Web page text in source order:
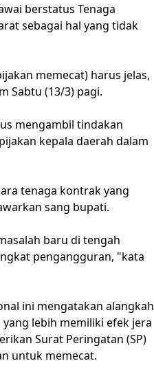
berstatus Tenaga
sebagai hal yang tidak
memecat) harus jelas,
Sabtu (13/3) pagi.
mengambil tindakan
kepala daerah dalam
tenaga kontrak yang
sang bupati.
baru di tengah
pengangguran, "kata
ini mengatakan alangkah
lebih memiliki efek jera
Surat Peringatan (SP)
untuk memecat.